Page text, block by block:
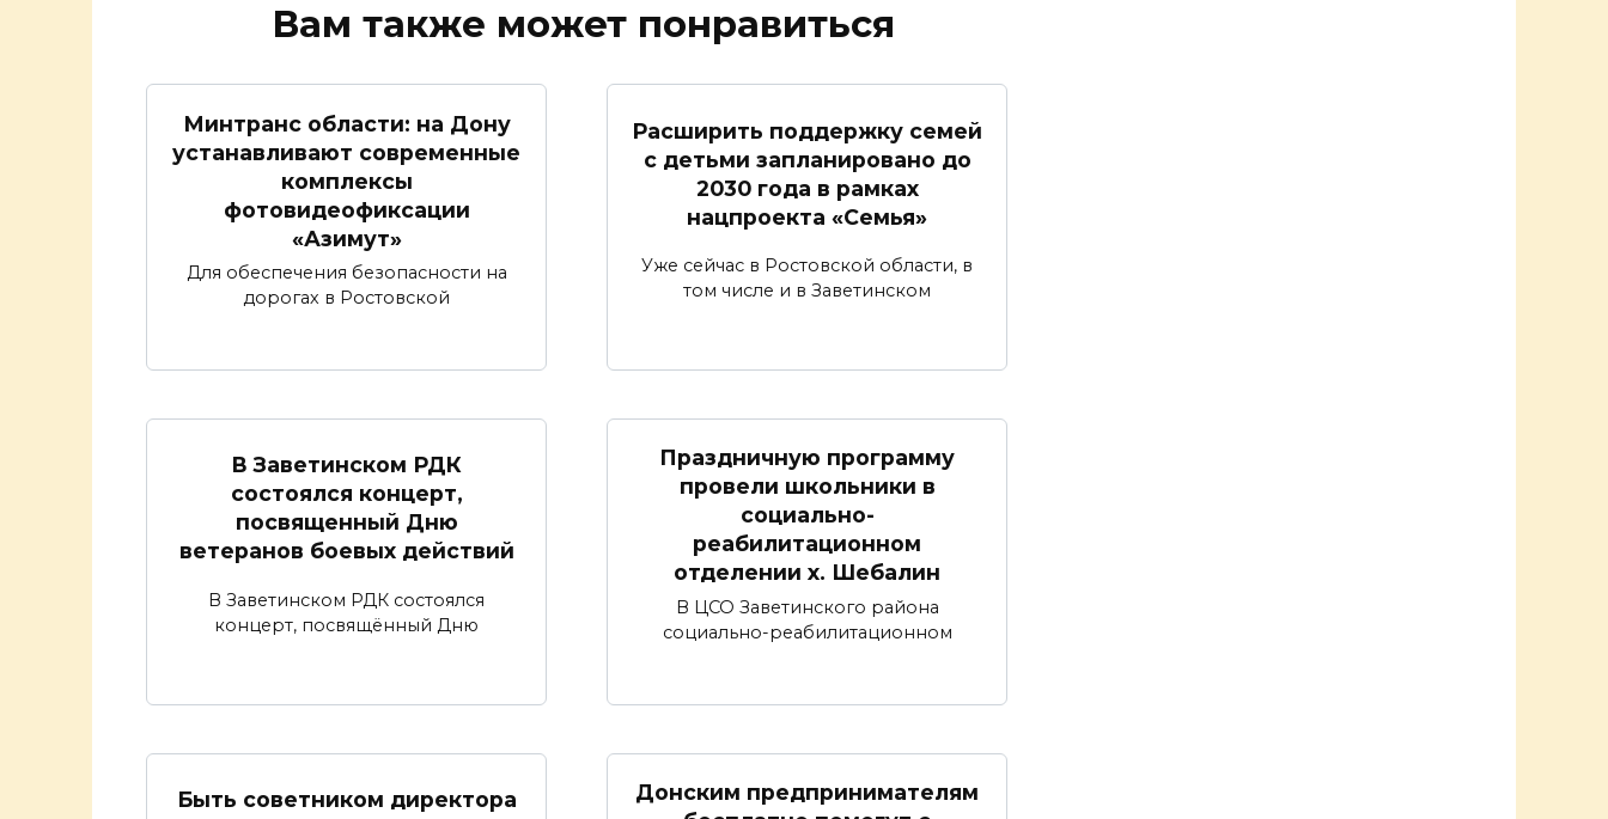
Вам также может понравиться
Минтранс области: на Дону
устанавливают современные
комплексы
фотовидеофиксации
«Азимут»
Для обеспечения безопасности на
дорогах в Ростовской
Расширить поддержку семей
с детьми запланировано до
2030 года в рамках
нацпроекта «Семья»
Уже сейчас в Ростовской области, в
том числе и в Заветинском
В Заветинском РДК
состоялся концерт,
посвященный Дню
ветеранов боевых действий
В Заветинском РДК состоялся
концерт, посвящённый Дню
Праздничную программу
провели школьники в
социально-
реабилитационном
отделении х. Шебалин
В ЦСО Заветинского района
социально-реабилитационном
Быть советником директора
Донским предпринимателям